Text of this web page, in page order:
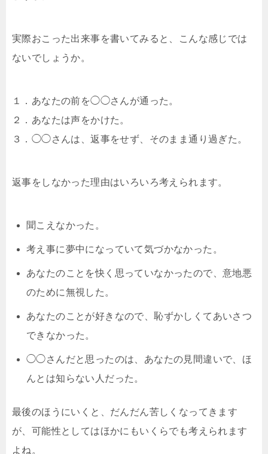
実際おこった出来事を書いてみると、こんな感じでは
ないでしょうか。
１．あなたの前を◯◯さんが通った。
２．あなたは声をかけた。
３．◯◯さんは、返事をせず、そのまま通り過ぎた。
返事をしなかった理由はいろいろ考えられます。
聞こえなかった。
考え事に夢中になっていて気づかなかった。
あなたのことを快く思っていなかったので、意地悪
のために無視した。
あなたのことが好きなので、恥ずかしくてあいさつ
できなかった。
◯◯さんだと思ったのは、あなたの見間違いで、ほ
んとは知らない人だった。
最後のほうにいくと、だんだん苦しくなってきます
が、可能性としてはほかにもいくらでも考えられます
よね。